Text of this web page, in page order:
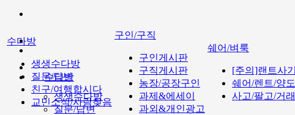
수다방
생생수다방
질문/답변
수다방
생생수다방
질문/답변
친구/여행합시다
교민소식/사람찾음
구인/구직
구인게시판
구직게시판
농장/공장구인
과제&에세이
과외&개인광고
쉐어/벼룩
[주의]랜트사기
쉐어/렌트/양도
사고/팔고/거래